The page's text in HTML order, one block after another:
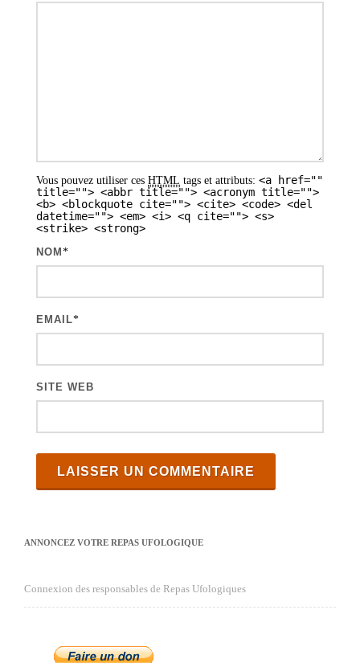
Vous pouvez utiliser ces HTML tags et attributs: <a href=""
title=""> <abbr title=""> <acronym title="">
<b> <blockquote cite=""> <cite> <code> <del
datetime=""> <em> <i> <q cite=""> <s>
<strike> <strong>
NOM *
EMAIL*
SITE WEB
ANNONCEZ VOTRE REPAS UFOLOGIQUE
Connexion des responsables de Repas Ufologiques